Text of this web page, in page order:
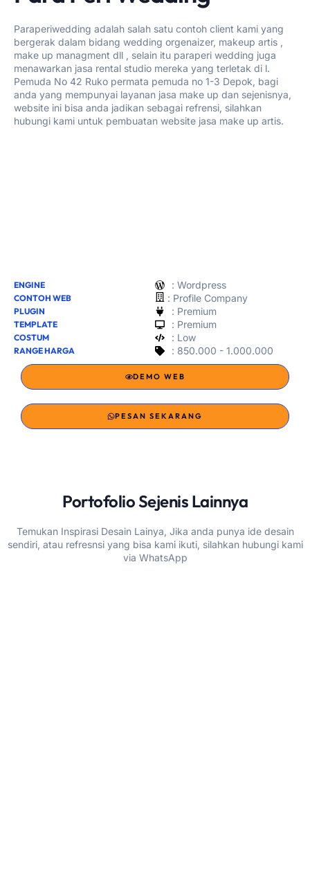
Paraperiwedding adalah salah satu contoh client kami yang
bergerak dalam bidang wedding orgenaizer, makeup artis ,
make up managment dll , selain itu paraperi wedding juga
menawarkan jasa rental studio mereka yang terletak di l.
Pemuda No 42 Ruko permata pemuda no 1-3 Depok, bagi
anda yang mempunyai layanan jasa make up dan sejenisnya,
website ini bisa anda jadikan sebagai refrensi, silahkan
hubungi kami untuk pembuatan website jasa make up artis.
ENGINE : Wordpress
CONTOH WEB : Profile Company
PLUGIN : Premium
TEMPLATE : Premium
COSTUM : Low
RANGE HARGA : 850.000 - 1.000.000
DEMO WEB
PESAN SEKARANG
Portofolio Sejenis Lainnya
Temukan Inspirasi Desain Lainya, Jika anda punya ide desain
sendiri, atau refresnsi yang bisa kami ikuti, silahkan hubungi kami
via WhatsApp